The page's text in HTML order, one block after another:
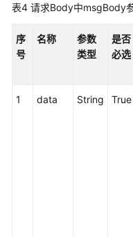
单
参
表4 请求Body中msgBody
序
号
名称
参数
类型
是否
必选
1 data String True